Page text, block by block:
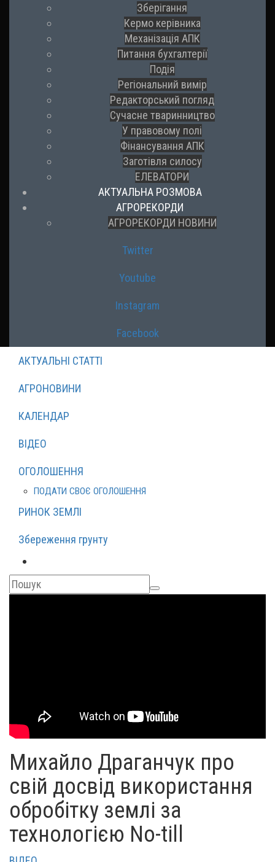
Зберігання
Кермо керівника
Механізація АПК
Питання бухгалтерії
Подія
Регіональний вимір
Редакторський погляд
Сучасне тваринництво
У правовому полі
Фінансування АПК
Заготівля силосу
ЕЛЕВАТОРИ
АКТУАЛЬНА РОЗМОВА
АГРОРЕКОРДИ
АГРОРЕКОРДИ НОВИНИ
Twitter
Youtube
Instagram
Facebook
АКТУАЛЬНІ СТАТТІ
АГРОНОВИНИ
КАЛЕНДАР
ВІДЕО
ОГОЛОШЕННЯ
ПОДАТИ СВОЄ ОГОЛОШЕННЯ
РИНОК ЗЕМЛІ
Збереження грунту
Михайло Драганчук про
свій досвід використання
обробітку землі за
технологією No-till